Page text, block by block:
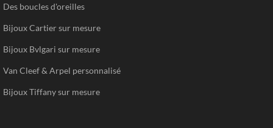
Des boucles d'oreilles
Bijoux Cartier sur mesure
Bijoux Bvlgari sur mesure
Van Cleef & Arpel personnalisé
Bijoux Tiffany sur mesure